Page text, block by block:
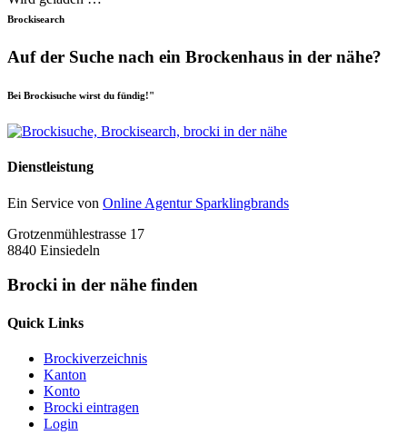
Brockisearch
Auf der Suche nach ein Brockenhaus in der nähe?
Bei Brockisuche wirst du fündig!"
Dienstleistung
Ein Service von Online Agentur Sparklingbrands
Grotzenmühlestrasse 17
8840 Einsiedeln
Brocki in der nähe finden
Quick Links
Brockiverzeichnis
Kanton
Konto
Brocki eintragen
Login